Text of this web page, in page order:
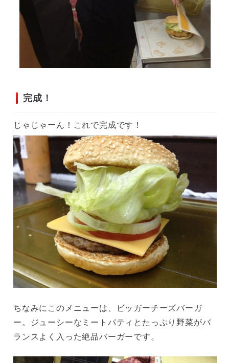
完成！
じゃじゃーん！これで完成です！
ちなみにこのメニューは、ビッガーチーズバーガ
ー。ジューシーなミートパティとたっぷり野菜がバ
ランスよく入った絶品バーガーです。